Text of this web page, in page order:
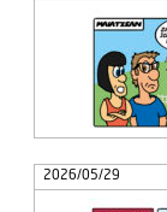
2026/05/29